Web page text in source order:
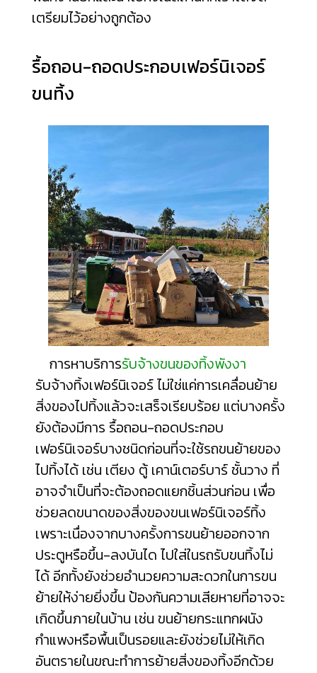
เตรียมไว้อย่างถูกต้อง
รื้อถอน-ถอดประกอบเฟอร์นิเจอร์
ขนทิ้ง
การหาบริการรับจ้างขนของทิ้งพังงา
รับจ้างทิ้งเฟอร์นิเจอร์ ไม่ใช่แค่การเคลื่อนย้าย
สิ่งของไปทิ้งแล้วจะเสร็จเรียบร้อย แต่บางครั้ง
ยังต้องมีการ รื้อถอน-ถอดประกอบ
เฟอร์นิเจอร์บางชนิดก่อนที่จะใช้รถขนย้ายของ
ไปทิ้งได้ เช่น เตียง ตู้ เคาน์เตอร์บาร์ ชั้นวาง ที่
อาจจำเป็นที่จะต้องถอดแยกชิ้นส่วนก่อน เพื่อ
ช่วยลดขนาดของสิ่งของขนเฟอร์นิเจอร์ทิ้ง
เพราะเนื่องจากบางครั้งการขนย้ายออกจาก
ประตูหรือขึ้น-ลงบันได ไปใส่ในรถรับขนทิ้งไม่
ได้ อีกทั้งยังช่วยอำนวยความสะดวกในการขน
ย้ายให้ง่ายยิ่งขึ้น ป้องกันความเสียหายที่อาจจะ
เกิดขึ้นภายในบ้าน เช่น ขนย้ายกระแทกผนัง
กำแพงหรือพื้นเป็นรอยและยังช่วยไม่ให้เกิด
อันตรายในขณะทำการย้ายสิ่งของทิ้งอีกด้วย